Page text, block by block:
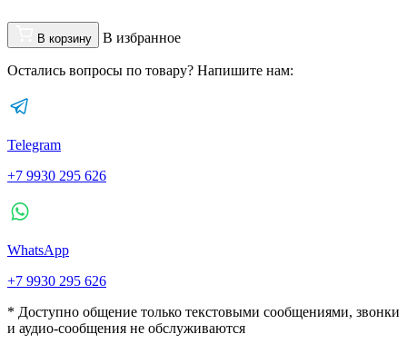
В корзину В избранное
Остались вопросы по товару? Напишите нам:
Telegram
+7 9930 295 626
WhatsApp
+7 9930 295 626
* Доступно общение только текстовыми сообщениями, звонки
и аудио-сообщения не обслуживаются